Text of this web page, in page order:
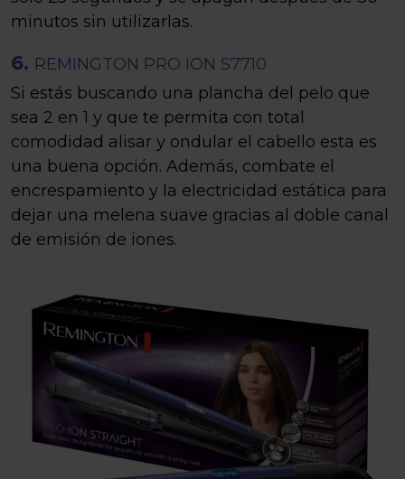
minutos sin utilizarlas.
6. REMINGTON PRO ION S7710
Si estás buscando una plancha del pelo que
sea 2 en 1 y que te permita con total
comodidad alisar y ondular el cabello esta es
una buena opción. Además, combate el
encrespamiento y la electricidad estática para
dejar una melena suave gracias al doble canal
de emisión de iones.